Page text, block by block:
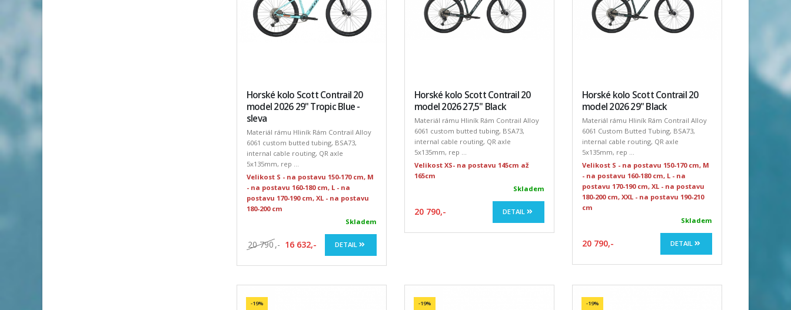
Horské kolo Scott Contrail 20
model 2026 29" Tropic Blue -
sleva
Materiál rámu Hliník Rám Contrail Alloy
6061 custom butted tubing, BSA73,
internal cable routing, QR axle
5x135mm, rep ...
Velikost S - na postavu 150-170 cm, M
- na postavu 160-180 cm, L - na
postavu 170-190 cm, XL - na postavu
180-200 cm
Skladem
20 790 ,- 16 632,- DETAIL
Horské kolo Scott Contrail 20
model 2026 27,5" Black
Materiál rámu Hliník Rám Contrail Alloy
6061 custom butted tubing, BSA73,
internal cable routing, QR axle
5x135mm, rep ...
Velikost XS- na postavu 145cm až
165cm
Skladem
20 790,- DETAIL
Horské kolo Scott Contrail 20
model 2026 29" Black
Materiál rámu Hliník Rám Contrail Alloy
6061 Custom Butted Tubing, BSA73,
internal cable routing, QR axle
5x135mm, rep ...
Velikost S - na postavu 150-170 cm, M
- na postavu 160-180 cm, L - na
postavu 170-190 cm, XL - na postavu
180-200 cm, XXL - na postavu 190-210
cm
Skladem
20 790,- DETAIL
-19% -19% -19%